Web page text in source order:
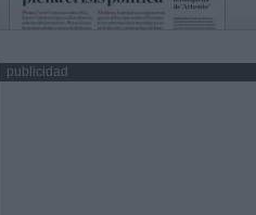
publicidad